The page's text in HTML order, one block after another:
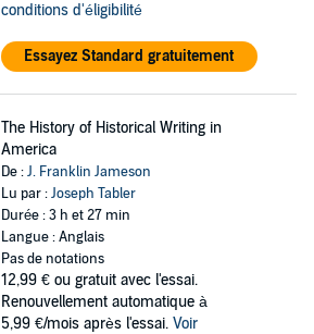
conditions d'éligibilité
Essayez Standard gratuitement
The History of Historical Writing in
America
De :J. Franklin Jameson
Lu par :Joseph Tabler
Durée : 3 h et 27 min
Langue : Anglais
Pas de notations
12,99 € ou gratuit avec l'essai.
Renouvellement automatique à
5,99 €/mois après l'essai. Voir